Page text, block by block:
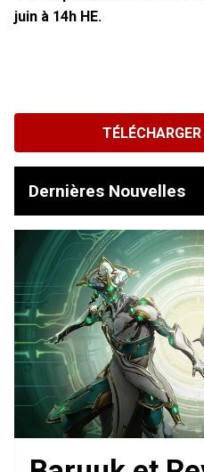
juin à 14h HE.
Dernières Nouvelles